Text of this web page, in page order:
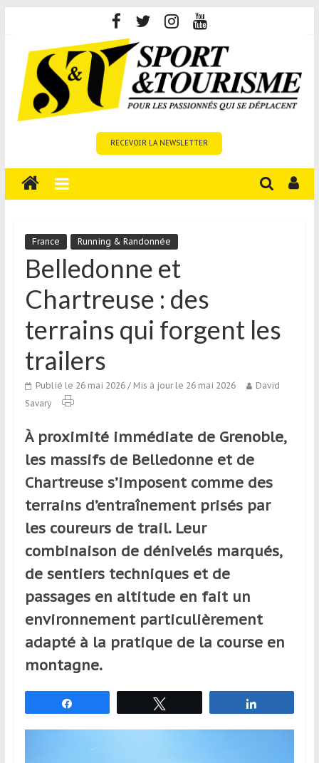
content
Tourisme
est
média
sur
tourisme
sportif
qui
aux
voyageurs
ponctuels
réguliers,
pratiquants,
passionnés
ou
simples
de
sport,
qui
déplacent
en
France
l’étranger
RECEVOIR LA NEWSLETTER
France Running & Randonnée
Belledonne et
Chartreuse : des
terrains qui forgent les
trailers
Publié le 26 mai 2026/ Mis à jour le 26 mai 2026
David
Savary
À proximité immédiate de Grenoble,
les massifs de Belledonne et de
Chartreuse s’imposent comme des
terrains d’entraînement prisés par
les coureurs de trail. Leur
combinaison de dénivelés marqués,
de sentiers techniques et de
passages en altitude en fait un
environnement particulièrement
adapté à la pratique de la course en
montagne.